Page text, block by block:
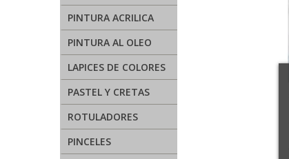
PINTURA ACRILICA
PINTURA AL OLEO
LAPICES DE COLORES
PASTEL Y CRETAS
ROTULADORES
PINCELES